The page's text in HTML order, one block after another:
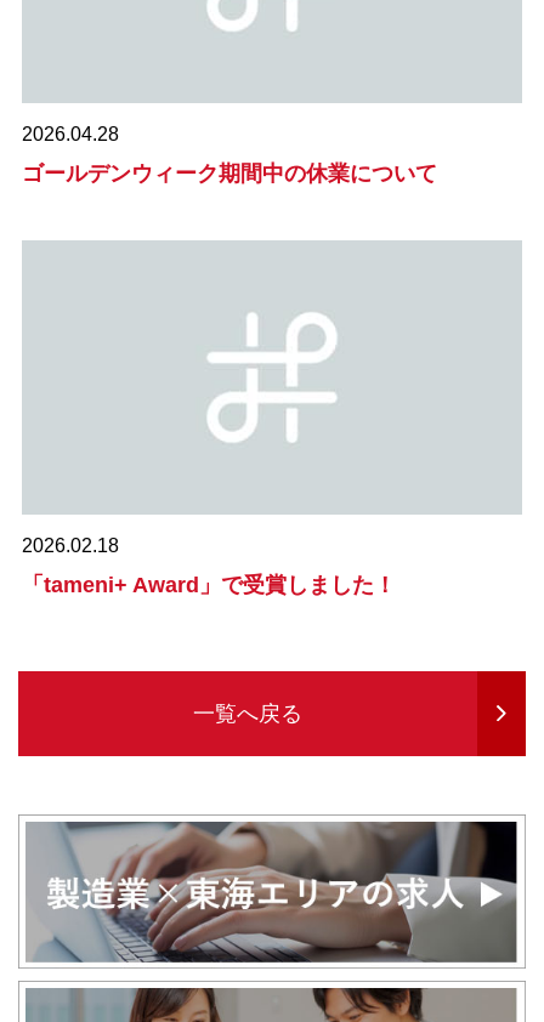
2026.04.28
ゴールデンウィーク期間中の休業について
2026.02.18
「tameni+ Award」で受賞しました！
一覧へ戻る